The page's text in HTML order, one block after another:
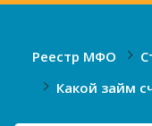
Реестр МФО
Какой займ